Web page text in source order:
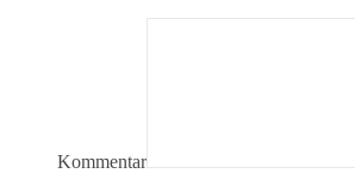
Kommentar